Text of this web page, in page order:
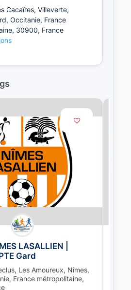
Cacaïres, Villeverte,
Occitanie, France
30900, France
LASALLIEN |
Gard
Les Amoureux, Nîmes,
France métropolitaine,